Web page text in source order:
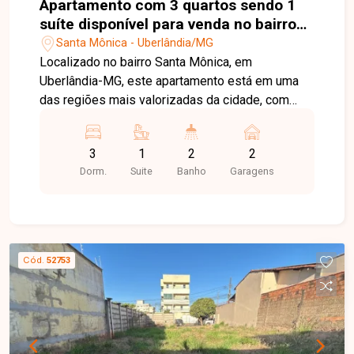
Apartamento com 3 quartos sendo 1
suíte disponível para venda no bairro
Santa Mônica em Uberlândia-MG
Santa Mônica - Uberlândia/MG
Localizado no bairro Santa Mônica, em
Uberlândia-MG, este apartamento está em uma
das regiões mais valorizadas da cidade, com
principais vias e proximidade com universidades,
supermercados, escolas, farmácias, restaurantes
e diversos comércios e serviços. Além disso, o
possui aproximadamente 105 m² de área
privativa, distribuídos em sala ampla, 03 quartos,
sendo 01 suíte, banheiro social, varanda gourmet,
cozinha, lavanderia independente e 02 vagas de
garagem. O edifício conta com 02 elevadores,
oferecendo mais praticidade e conforto no dia a
3
Dorm.
1
Suite
2
Banho
2
Garagens
Cód. 52753